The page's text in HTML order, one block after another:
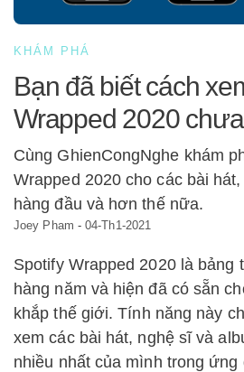
KHÁM PHÁ
Bạn đã biết cách
Wrapped 2020
Cùng GhienCongNghe khám
Wrapped 2020 cho các bài
hàng đầu và hơn thế nữa.
Joey Pham -04-Th1-2021
Spotify Wrapped 2020 là bảng
hàng năm và hiện đã có sẵn
khắp thế giới. Tính năng này
xem các bài hát, nghệ sĩ và
nhiều nhất của mình trong